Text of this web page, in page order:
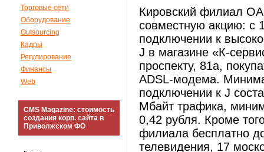
Торговые сети
Оборудование
Outsourcing
Кадры
Регулирование
Финансы
Web
CMS Magazine: стоимость
создания корп. сайта в
Приволжском ФО
Кировский филиал
совместную акцию: с
подключении к
J в магазине «К-
проспекту, 81а,
ADSL-модема.
подключении к J
Мбайт трафика,
0,42 рубля. Кроме
филиала бесплатно
телевидения, 17